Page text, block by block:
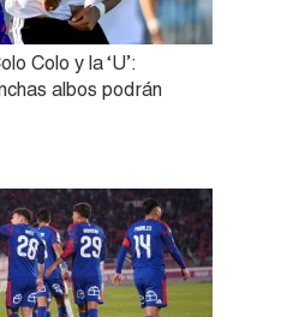
Colo y la ‘U’:
albos podrán